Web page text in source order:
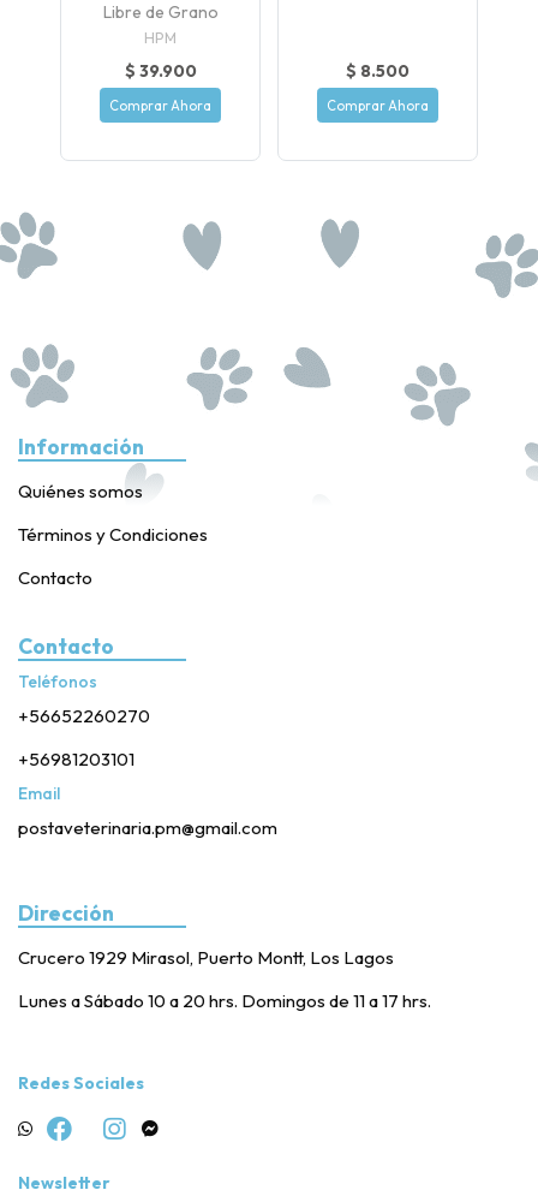
Libre de Grano
HPM
$ 39.900
Comprar Ahora
$ 8.500
Comprar Ahora
Información
Quiénes somos
Términos y Condiciones
Contacto
Contacto
Teléfonos
+56652260270
+56981203101
Email
postaveterinaria.pm@gmail.com
Dirección
Crucero 1929 Mirasol, Puerto Montt, Los Lagos
Lunes a Sábado 10 a 20 hrs. Domingos de 11 a 17 hrs.
Redes Sociales
Newsletter